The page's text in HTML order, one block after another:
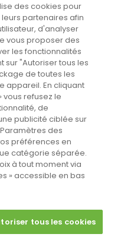
-Politique de cookies
cookies
Go to the theme options
a single license for each
des cookies pour
partenaires afin
d'analyser
vous proposer des
les fonctionnalités
sur "Autoriser tous les
de toutes les
appareil. En cliquant
vous refusez le
de
publicité ciblée sur
des
préférences en
catégorie séparée.
à tout moment via
» accessible en bas
tous les cookies